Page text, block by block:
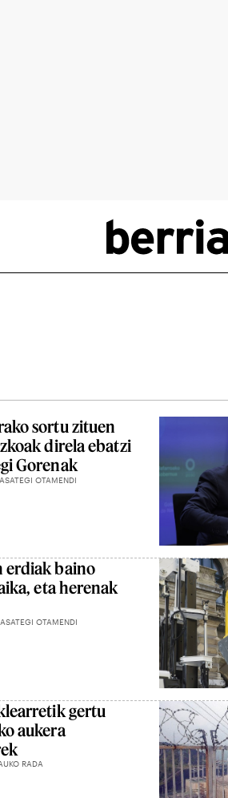
sortu zituen
direla ebatzi
Gorenak
OTAMENDI
erdiak baino
eta herenak
OTAMENDI
gertu
aukera
RADA